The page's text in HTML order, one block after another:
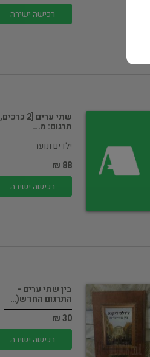
רכישה ישירה
שתי ערים [2 כרכים,
תרגום: מ.…
ילדים ונוער
88 ₪
רכישה ישירה
בין שתי ערים -
התרגום החדש(…
30 ₪
רכישה ישירה